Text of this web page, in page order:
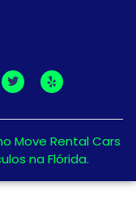
Move Rental Cars
na Flórida.